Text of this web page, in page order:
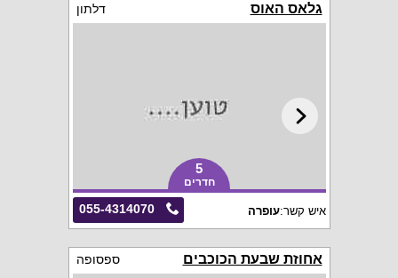
גלאס האוס דלתון
5
חדרים
055-4314070 איש קשר:עופרה
אחוזת שבעת הכוכבים ספסופה